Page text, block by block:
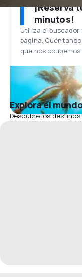
¡Reserva
minutos!
Utiliza el
página.
que nos
Explora el
Descubre los